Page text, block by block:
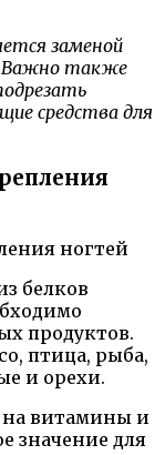
заменой
Важно также
средства для
белков
продуктов.
птица, рыба,
и орехи.
на витамины и
значение для